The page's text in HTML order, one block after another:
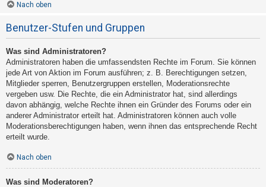
Nach oben
Benutzer-Stufen und Gruppen
Was sind Administratoren?
Administratoren haben die umfassendsten Rechte im Forum. Sie können
jede Art von Aktion im Forum ausführen; z. B. Berechtigungen setzen,
Mitglieder sperren, Benutzergruppen erstellen, Moderationsrechte
vergeben usw. Die Rechte, die ein Administrator hat, sind allerdings
davon abhängig, welche Rechte ihnen ein Gründer des Forums oder ein
anderer Administrator erteilt hat. Administratoren können auch volle
Moderationsberechtigungen haben, wenn ihnen das entsprechende Recht
erteilt wurde.
Nach oben
Was sind Moderatoren?